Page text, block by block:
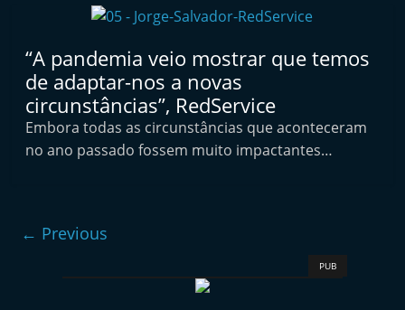
m
v
e
l
e
“A pandemia veio mostrar que temos
de adaptar-nos a novas
circunstâncias”, RedService
Embora todas as circunstâncias que aconteceram
no ano passado fossem muito impactantes…
← Previous
PUB